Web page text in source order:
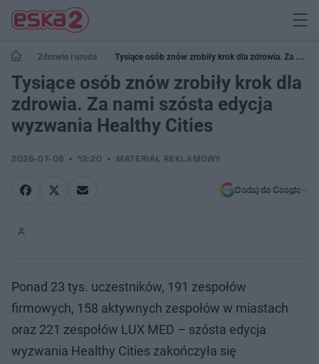
Zdrowie i uroda
Tysiące osób znów zrobiły krok dla zdrowia. Za nami
szósta edycja wyzwania Healthy Cities
Tysiące osób znów zrobiły krok dla
zdrowia. Za nami szósta edycja
wyzwania Healthy Cities
2026-07-06 12:20 MATERIAŁ REKLAMOWY
Dodaj do Google
Ponad 23 tys. uczestników, 191 zespołów
firmowych, 158 aktywnych zespołów w miastach
oraz 221 zespołów LUX MED – szósta edycja
wyzwania Healthy Cities zakończyła się